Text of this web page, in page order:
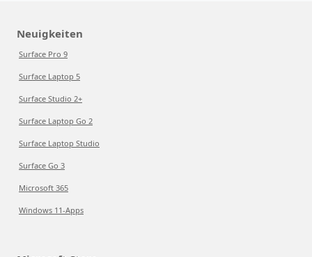
Neuigkeiten
Surface Pro 9
Surface Laptop 5
Surface Studio 2+
Surface Laptop Go 2
Surface Laptop Studio
Surface Go 3
Microsoft 365
Windows 11-Apps